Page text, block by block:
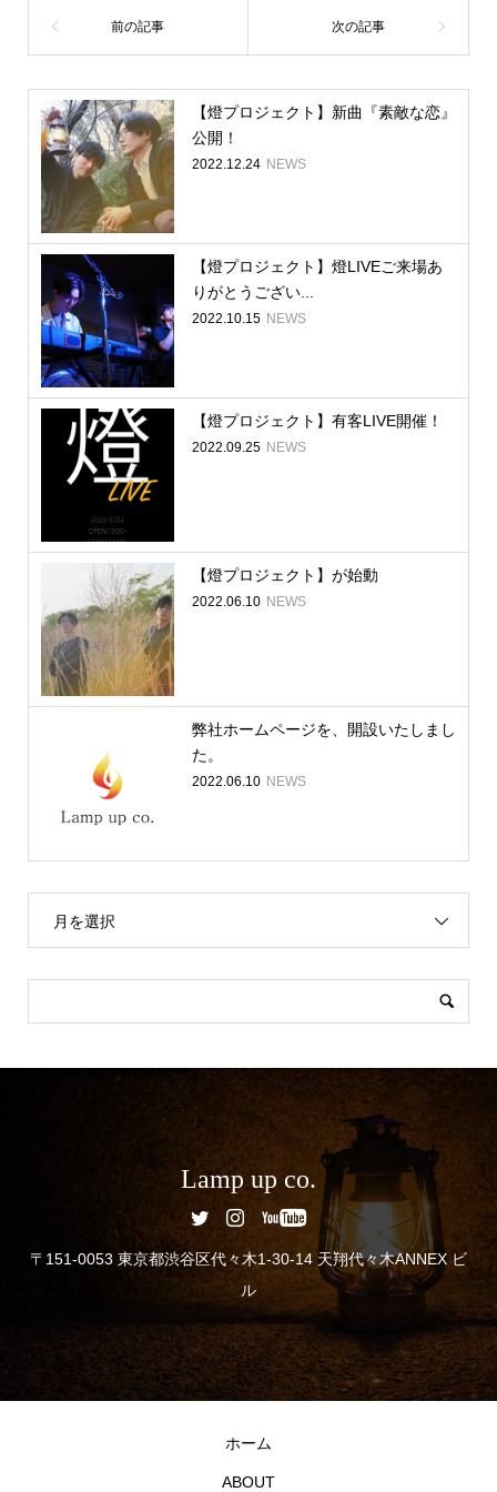
【燈プロジェクト】新曲『素敵な恋』
公開！
2022.12.24 NEWS
【燈プロジェクト】燈LIVEご来場あ
りがとうござい...
2022.10.15 NEWS
【燈プロジェクト】有客LIVE開催！
2022.09.25 NEWS
【燈プロジェクト】が始動
2022.06.10 NEWS
弊社ホームページを、開設いたしまし
た。
2022.06.10 NEWS
月を選択
Lamp up co.
〒151-0053 東京都渋谷区代々木1-30-14 天翔代々木ANNEX ビ
ル
ホーム
ABOUT